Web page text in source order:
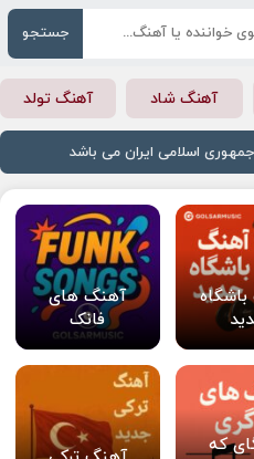
جستجو
آهنگ شاد آهنگ تولد
اسلامی ایران می باشد
آهنگ های
فانک
که